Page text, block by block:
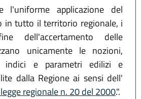
l'uniforme applicazione del
in tutto il territorio regionale, i
dell'accertamento delle
unicamente le nozioni,
indici e parametri edilizi e
dalla Regione ai sensi dell'
regionale n. 20 del 2000.".